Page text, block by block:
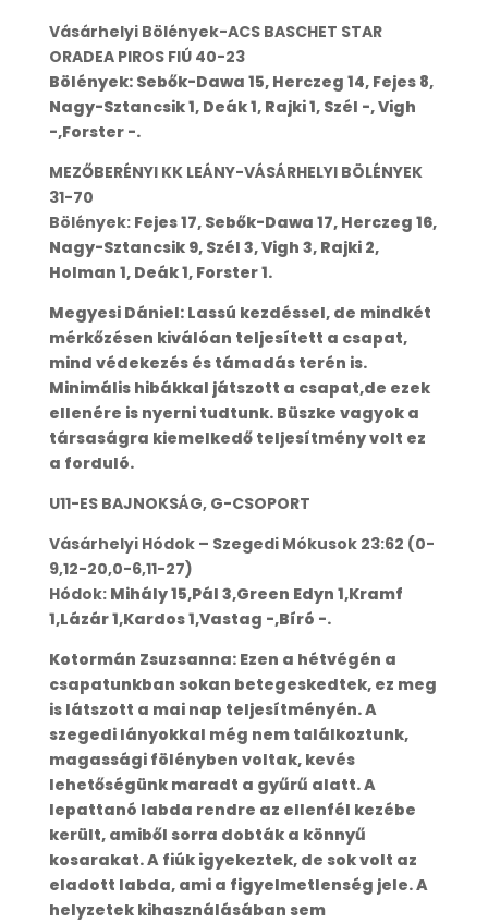
Vásárhelyi Bölények-ACS BASCHET STAR
ORADEA PIROS FIÚ 40-23
Bölények: Sebők-Dawa 15, Herczeg 14, Fejes 8,
Nagy-Sztancsik 1, Deák 1, Rajki 1, Szél -, Vigh
-,Forster -.
MEZŐBERÉNYI KK LEÁNY-VÁSÁRHELYI BÖLÉNYEK
31-70
Bölények: Fejes 17, Sebők-Dawa 17, Herczeg 16,
Nagy-Sztancsik 9, Szél 3, Vigh 3, Rajki 2,
Holman 1, Deák 1, Forster 1.
Megyesi Dániel: Lassú kezdéssel, de mindkét
mérkőzésen kiválóan teljesített a csapat,
mind védekezés és támadás terén is.
Minimális hibákkal játszott a csapat,de ezek
ellenére is nyerni tudtunk. Büszke vagyok a
társaságra kiemelkedő teljesítmény volt ez
a forduló.
U11-ES BAJNOKSÁG, G-CSOPORT
Vásárhelyi Hódok – Szegedi Mókusok 23:62 (0-
9,12-20,0-6,11-27)
Hódok: Mihály 15,Pál 3,Green Edyn 1,Kramf
1,Lázár 1,Kardos 1,Vastag -,Bíró -.
Kotormán Zsuzsanna: Ezen a hétvégén a
csapatunkban sokan betegeskedtek, ez meg
is látszott a mai nap teljesítményén. A
szegedi lányokkal még nem találkoztunk,
magassági fölényben voltak, kevés
lehetőségünk maradt a gyűrű alatt. A
lepattanó labda rendre az ellenfél kezébe
került, amiből sorra dobták a könnyű
kosarakat. A fiúk igyekeztek, de sok volt az
eladott labda, ami a figyelmetlenség jele. A
helyzetek kihasználásában sem